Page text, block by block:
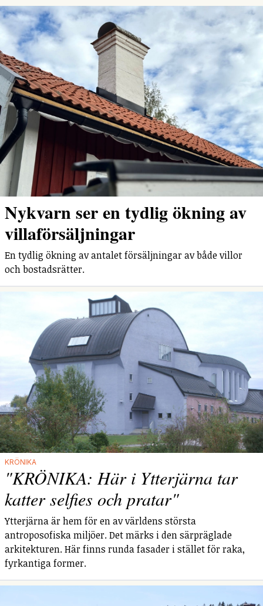
Nykvarn ser en tydlig ökning av
villaförsäljningar
En tydlig ökning av antalet försäljningar av både villor
och bostadsrätter.
KRÖNIKA
"KRÖNIKA: Här i Ytterjärna tar
katter selfies och pratar"
Ytterjärna är hem för en av världens största
antroposofiska miljöer. Det märks i den särpräglade
arkitekturen. Här finns runda fasader i stället för raka,
fyrkantiga former.